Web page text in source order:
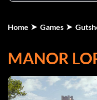
Home Games
MANOR